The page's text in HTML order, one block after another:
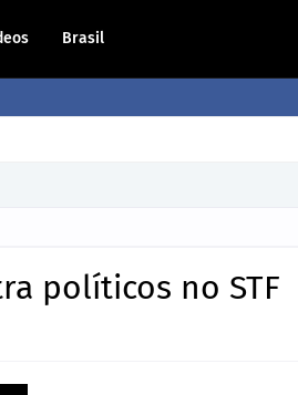
Brasil
políticos no STF